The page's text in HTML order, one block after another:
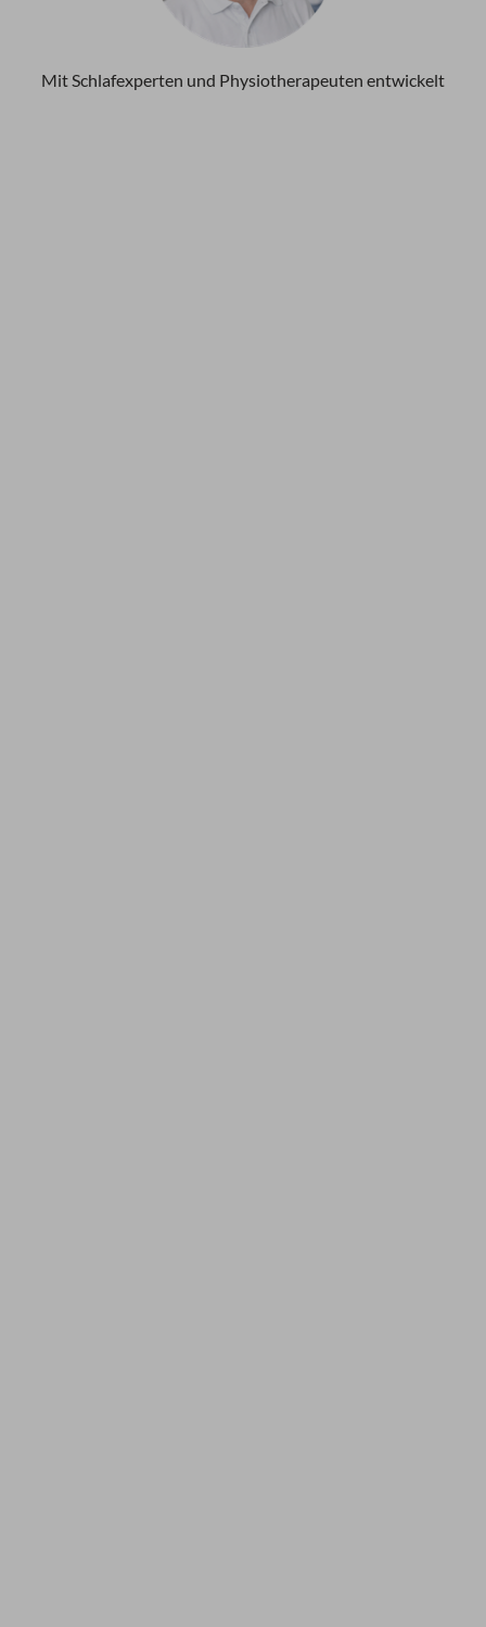
Mit Schlafexperten und Physiotherapeuten entwickelt